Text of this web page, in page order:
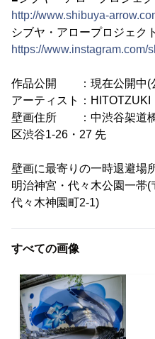
http://www.shibuya-
シブヤ・アロープロジェク
https://www.instagram.com/
作品公開 ：現在公開中(
アーティスト：HITOTZUKI
壁画住所 ：中渋谷架道
区渋谷1-26・27 先
壁画に最寄りの一時退避場
明治神宮・代々木公園一
代々木神園町2-1)
すべての画像